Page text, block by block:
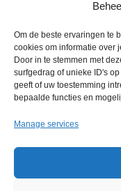
Om de beste ervaringen te
cookies om informatie over
Door in te stemmen met
surfgedrag of unieke ID's
geeft of uw toestemming
bepaalde functies en
Manage services
The program for